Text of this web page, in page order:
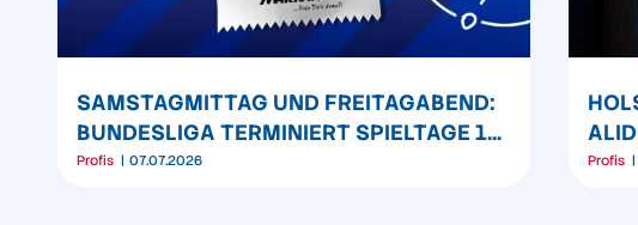
SAMSTAGMITTAG UND FREITAGABEND:
BUNDESLIGA TERMINIERT SPIELTAGE 1
UND 2
Profis 07.07.2026 Profis